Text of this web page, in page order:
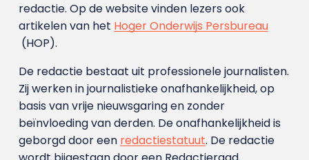
redactie. Op de website vinden lezers ook
artikelen van het Hoger Onderwijs Persbureau
(HOP).
De redactie bestaat uit professionele journalisten.
Zij werken in journalistieke onafhankelijkheid, op
basis van vrije nieuwsgaring en zonder
beïnvloeding van derden. De onafhankelijkheid is
geborgd door een redactiestatuut. De redactie